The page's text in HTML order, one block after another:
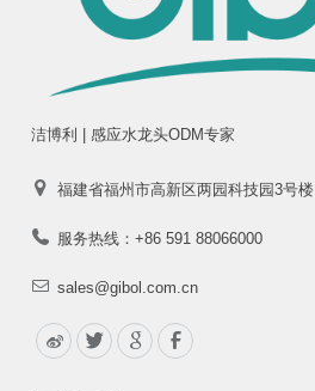
洁博利 | 感应水龙头ODM专家
福建省福州市高新区两园科技园3号楼
服务热线：+86 591 88066000
sales@gibol.com.cn